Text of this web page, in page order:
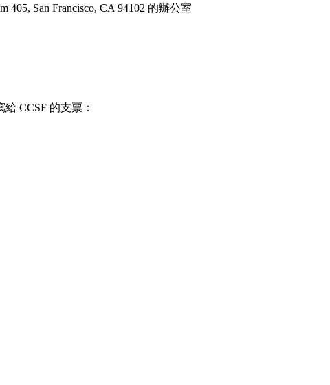
405, San Francisco, CA 94102 的辦公室
CCSF 的支票：